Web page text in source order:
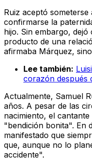
Ruiz aceptó
confirmarse la
hijo. Sin embargo,
producto de una
afirmaba Márquez,
Lee también:
corazón después
Actualmente, Samuel
años. A pesar de las
nacimiento, el
"bendición bonita". En
manifestado que
que, aunque no lo
accidente".